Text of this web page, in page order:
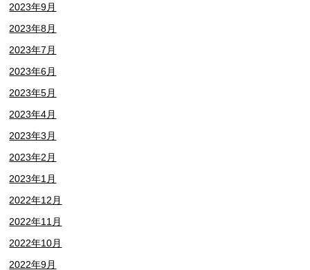
2023年9月
2023年8月
2023年7月
2023年6月
2023年5月
2023年4月
2023年3月
2023年2月
2023年1月
2022年12月
2022年11月
2022年10月
2022年9月